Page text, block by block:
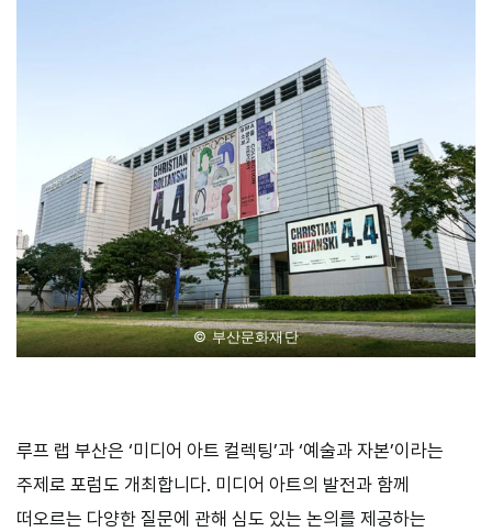
© 부산문화재단
루프 랩 부산은 ‘미디어 아트 컬렉팅’과 ‘예술과 자본’이라는
주제로 포럼도 개최합니다. 미디어 아트의 발전과 함께
떠오르는 다양한 질문에 관해 심도 있는 논의를 제공하는